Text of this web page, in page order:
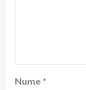
Nume *